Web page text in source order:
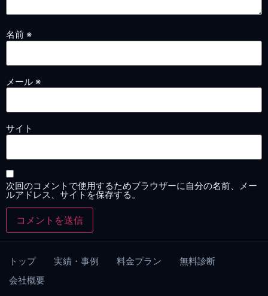
名前 ※
メール ※
サイト
次回のコメントで使用するためブラウザーに自分の名前、メー
ルアドレス、サイトを保存する。
トップ 実績・事例 料金プラン
無料診断
会社概要